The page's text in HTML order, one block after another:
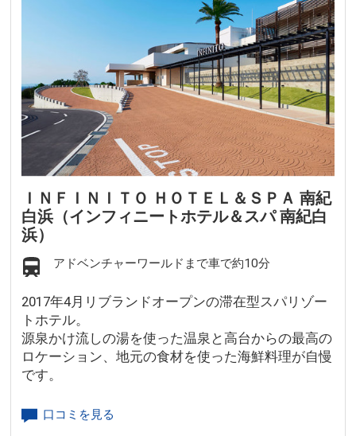
ＩＮＦＩＮＩＴＯ ＨＯＴＥＬ＆ＳＰＡ 南紀
白浜（インフィニートホテル＆スパ 南紀白
浜）
アドベンチャーワールドまで車で約10分
2017年4月リブランドオープンの滞在型スパリゾー
トホテル。
源泉かけ流しの湯を使った温泉と高台からの最高の
ロケーション、地元の食材を使った海鮮料理が自慢
です。
口コミを見る